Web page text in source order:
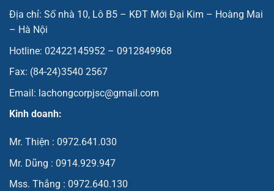
Địa chỉ: Số nhà 10, Lô B5 – KĐT Mới Đại Kim – Hoàng Mai
– Hà Nội
Hotline: 02422145952 – 0912849968
Fax: (84-24)3540 2567
Email: lachongcorpjsc@gmail.com
Kinh doanh:
Mr. Thiện : 0972.641.030
Mr. Dũng : 0914.929.947
Mss. Thắng : 0972.640.130